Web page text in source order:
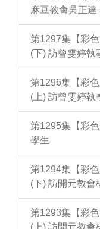
麻豆教會吳正
第1297集【彩
(下) 訪曾雯婷執
第1296集【彩
(上) 訪曾雯婷執
第1295集【彩
學生
第1294集【彩
(下) 訪開元教會
第1293集【彩
(上) 訪開元教會